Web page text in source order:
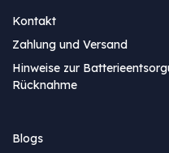
Kontakt
Zahlung und Versand
Hinweise zur
Rücknahme
Blogs